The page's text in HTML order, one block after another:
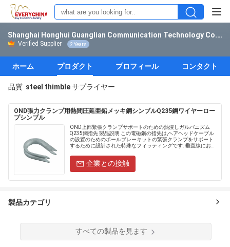
Shanghai Honghui Guanglian Communication Technology Co.,Ltd.
Verified Supplier 2 Years
ホーム プロダクト プロフィール コンタクト
品質 steel thimbleサプライヤー
OND張力クランプ用熱間圧延亜鉛メッキ鋼シンブルQ235鋼ワイヤーロー
プシンブル
OND上部緊張クランプサポートのための熱浸しガルバニズム
Q235鋼指先 製品説明 この電磁鋼の指先は,ヘアヘッドケーブル
の設置のためのポールブレーキットの緊張クランプをサポート
するために設計された特殊なフィッティングです. 垂直線におけ
い......
企業との接触
製品カテゴリ
すべての製品を見ます